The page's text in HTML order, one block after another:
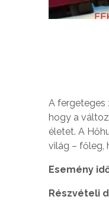
A fergeteges
hogy a
életet. A
világ – főleg,
Esemény
Részvételi